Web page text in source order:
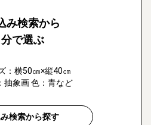
み検索から
で選ぶ
：横50㎝×縦40㎝
抽象画 色：青など
検索から探す